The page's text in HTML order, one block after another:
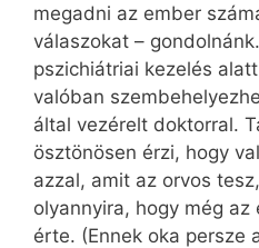
megadni az ember
válaszokat –
pszichiátriai kezelés
valóban
által vezérelt doktorral.
ösztönösen érzi, hogy
azzal, amit az orvos
olyannyira, hogy még
érte. (Ennek oka persze